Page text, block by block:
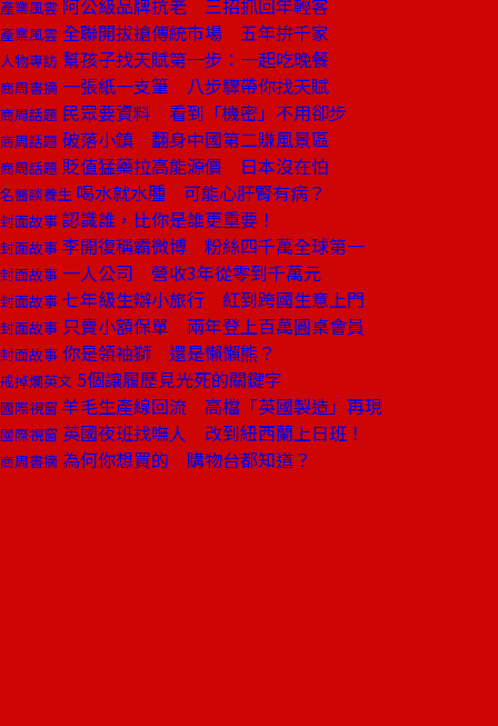
產業風雲 阿公級品牌抗老 三招抓回年輕客
產業風雲 全聯開拔搶傳統市場 五年拚千家
人物專訪 幫孩子找天賦第一步：一起吃晚餐
商周書摘 一張紙一支筆 八步驟帶你找天賦
商周話題 民眾要資料 看到「機密」不用卻步
商周話題 破落小鎮 翻身中國第二賺風景區
商周話題 貶值猛藥拉高能源價 日本沒在怕
名醫談養生 喝水就水腫 可能心肝腎有病？
封面故事 認識誰，比你是誰更重要！
封面故事 李開復稱霸微博 粉絲四千萬全球第一
封面故事 一人公司 營收3年從零到千萬元
封面故事 七年級生辦小旅行 紅到跨國生意上門
封面故事 只賣小額保單 兩年登上百萬圓桌會員
封面故事 你是領袖獅 還是懶懶熊？
戒掉爛英文 5個讓履歷見光死的關鍵字
國際視窗 羊毛生產線回流 高檔「英國製造」再現
國際視窗 英國夜班找嘸人 改到紐西蘭上日班！
商周書摘 為何你想買的 購物台都知道？